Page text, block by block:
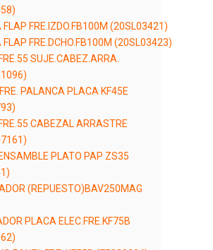
FLAP FRE.IZDO.FB100M (20SL03421)
FLAP FRE.DCHO.FB100M (20SL03423)
SUJE.CABEZ.ARRA.
PALANCA PLACA KF45E
CABEZAL ARRASTRE
PLATO PAP ZS35
(REPUESTO)BAV250MAG
PLACA ELEC.FRE.KF75B